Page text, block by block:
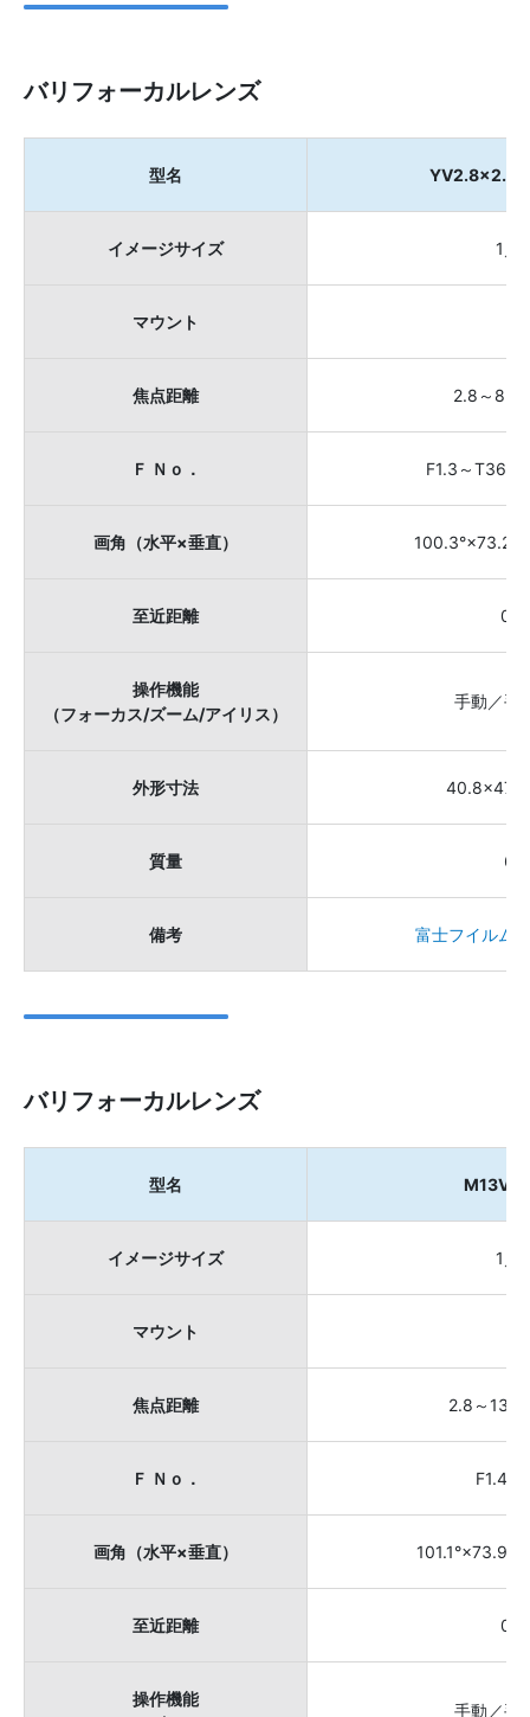
バリフォーカルレンズ
型名
イメージサイズ 1／
マウント
焦点距離 2.8～
Ｆ Ｎｏ． F1.3～T360
画角（水平×垂直） 100.3°×73.2°
至近距離
操作機能
（フォーカス/ズーム/アイリス）
手動／手
外形寸法
質量
備考 富士フイルム
バリフォーカルレンズ
型名
イメージサイズ 1／
マウント
焦点距離 2.8～
Ｆ Ｎｏ． F1.4
画角（水平×垂直） 101.1°×73.9°
至近距離
操作機能
手動／手